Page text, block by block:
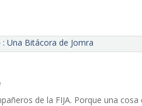
Una Bitácora de Jomra
de la FIJA. Porque una